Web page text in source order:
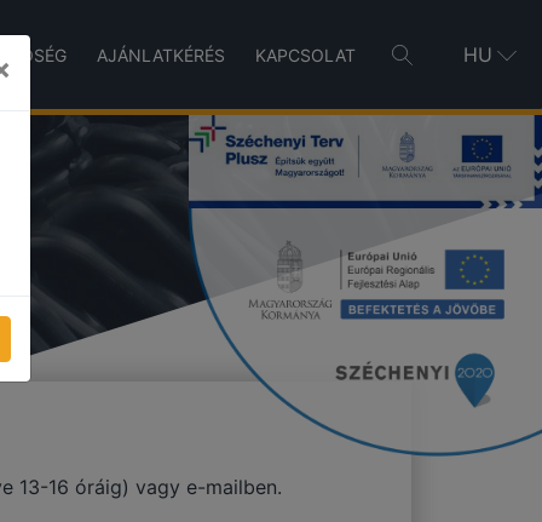
AJÁNLATKÉRÉS KAPCSOLAT HU
13-16 óráig) vagy e-mailben.